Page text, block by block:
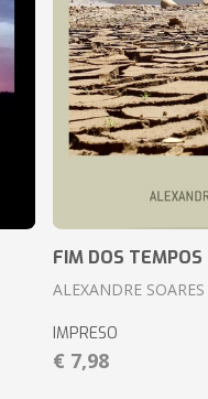
FIM DOS TEMPOS
ALEXANDRE SOARES
IMPRESO
€ 7,98